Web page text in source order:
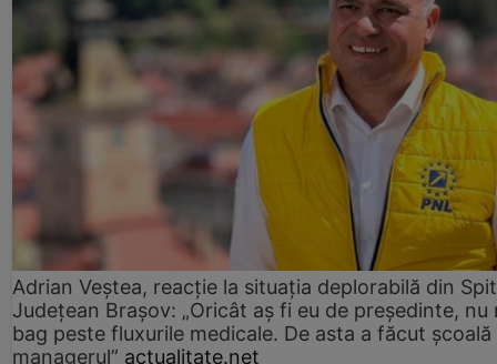
Adrian Veștea, reacție la situația deplorabilă din
Județean Brașov: „Oricât aș fi eu de președinte, nu
bag peste fluxurile medicale. De asta a făcut școală
managerul” actualitate.net